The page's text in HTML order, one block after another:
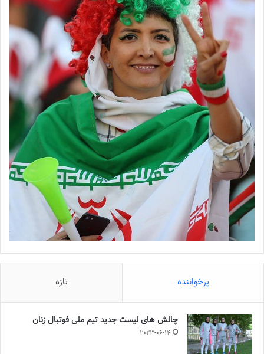
پرخواننده تازه
چالش هاى ليست جدید تيم ملى فوتبال زنان
2023-06-14